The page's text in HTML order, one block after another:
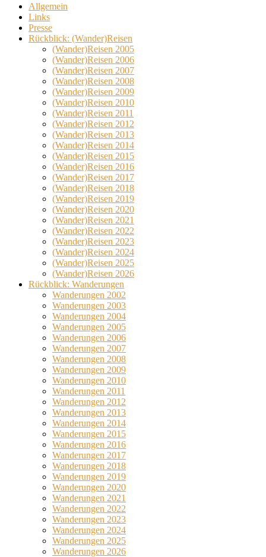
Allgemein
Links
Presse
Rückblick: (Wander)Reisen
(Wander)Reisen 2005
(Wander)Reisen 2006
(Wander)Reisen 2007
(Wander)Reisen 2008
(Wander)Reisen 2009
(Wander)Reisen 2010
(Wander)Reisen 2011
(Wander)Reisen 2012
(Wander)Reisen 2013
(Wander)Reisen 2014
(Wander)Reisen 2015
(Wander)Reisen 2016
(Wander)Reisen 2017
(Wander)Reisen 2018
(Wander)Reisen 2019
(Wander)Reisen 2020
(Wander)Reisen 2021
(Wander)Reisen 2022
(Wander)Reisen 2023
(Wander)Reisen 2024
(Wander)Reisen 2025
(Wander)Reisen 2026
Rückblick: Wanderungen
Wanderungen 2002
Wanderungen 2003
Wanderungen 2004
Wanderungen 2005
Wanderungen 2006
Wanderungen 2007
Wanderungen 2008
Wanderungen 2009
Wanderungen 2010
Wanderungen 2011
Wanderungen 2012
Wanderungen 2013
Wanderungen 2014
Wanderungen 2015
Wanderungen 2016
Wanderungen 2017
Wanderungen 2018
Wanderungen 2019
Wanderungen 2020
Wanderungen 2021
Wanderungen 2022
Wanderungen 2023
Wanderungen 2024
Wanderungen 2025
Wanderungen 2026